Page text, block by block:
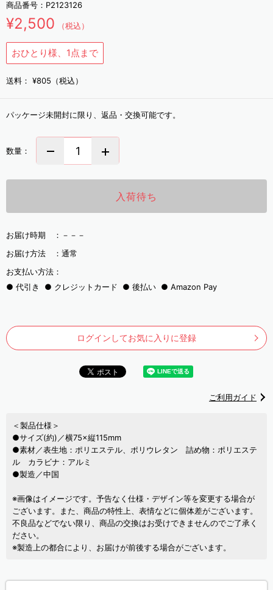
商品番号： P2123126
¥2,500 （税込）
おひとり様、1点まで
送料： ¥805（税込）
パッケージ未開封に限り、返品・交換可能です。
数量：
入荷待ち
お届け時期 ： －－－
お届け方法 ： 通常
お支払い方法：
代引き
クレジットカード 後払い Amazon Pay
ログインしてお気に入りに登録
ご利用ガイド
＜製品仕様＞
●サイズ(約)／横75×縦115mm
●素材／表生地：ポリエステル、ポリウレタン 詰め物：ポリエステ
ル カラビナ：アルミ
●製造／中国
※画像はイメージです。予告なく仕様・デザイン等を変更する場合が
ございます。また、商品の特性上、表情などに個体差がございます。
不良品などでない限り、商品の交換はお受けできませんのでご了承く
ださい。
※製造上の都合により、お届けが前後する場合がございます。